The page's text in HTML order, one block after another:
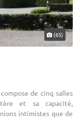
(65)
de cinq salles
et sa capacité,
intimistes que de